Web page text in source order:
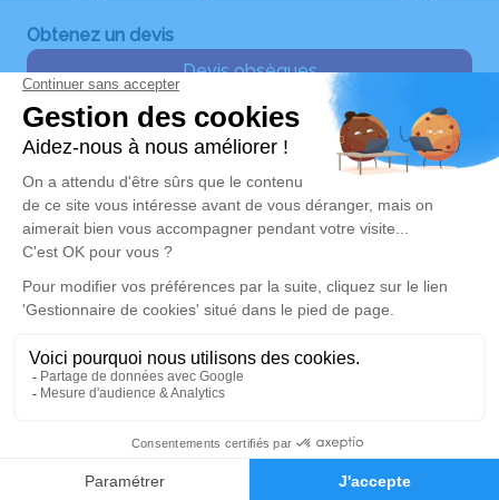
Obtenez un devis
Devis obsèques
Devis prévoyance
Devis marbrerie
Nos Services
Organiser des obsèques
Monuments funéraires
Services aux familles
Liens utiles
Demande de rendez-vous
en agence
Politique de traitement des données personnelles
Politique d’utilisation des cookies
Zone d'intervention
Réalisation et référencement par